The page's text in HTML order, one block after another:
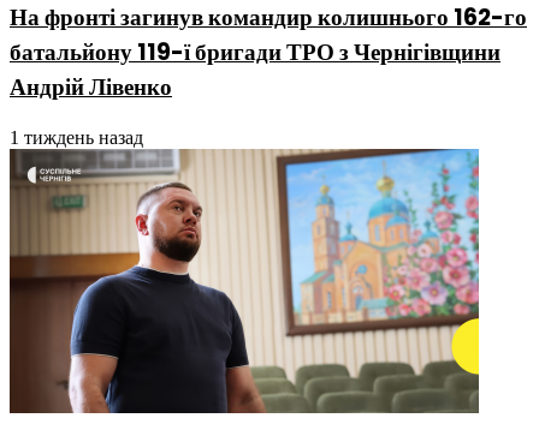
На фронті загинув командир колишнього 162-го
батальйону 119-ї бригади ТРО з Чернігівщини
Андрій Лівенко
1 тиждень назад